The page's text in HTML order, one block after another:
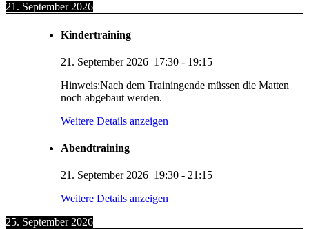
21. September 2026
Kindertraining
21. September 2026 17:30 - 19:15
Hinweis:Nach dem Trainingende müssen die Matten
noch abgebaut werden.
Weitere Details anzeigen
Abendtraining
21. September 2026 19:30 - 21:15
Weitere Details anzeigen
25. September 2026